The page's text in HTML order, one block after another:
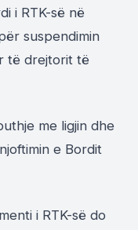
i RTK-së në
suspendimin
të drejtorit të
me ligjin dhe
e Bordit
i RTK-së do